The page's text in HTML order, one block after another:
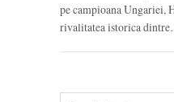
pe campioana Ungariei,
rivalitatea istorica